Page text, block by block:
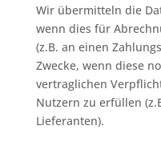
Wir übermitteln die
wenn dies für
(z.B. an einen
Zwecke, wenn diese
vertraglichen
Nutzern zu erfüllen
Lieferanten).